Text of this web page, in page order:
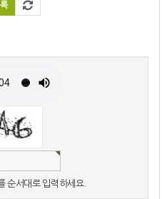
순서대로 입력하세요.